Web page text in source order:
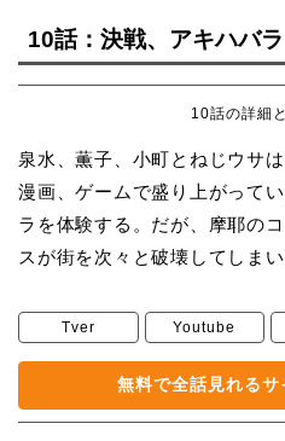
10話：決戦、アキハバ
10話の詳細
泉水、薫子、小町とねじウサ
漫画、ゲームで盛り上がって
ラを体験する。だが、摩耶の
スが街を次々と破壊してしま
Tver Youtube
無料で全話見れるサ